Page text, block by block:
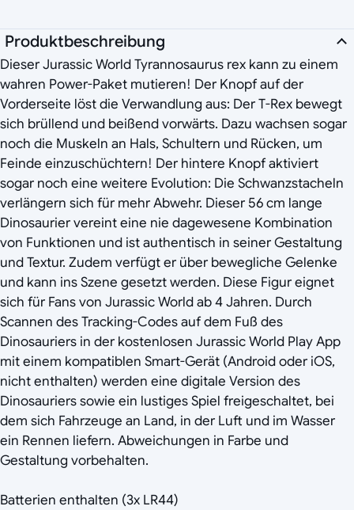
Produktbeschreibung
Dieser Jurassic World Tyrannosaurus rex kann zu einem
wahren Power-Paket mutieren! Der Knopf auf der
Vorderseite löst die Verwandlung aus: Der T-Rex bewegt
sich brüllend und beißend vorwärts. Dazu wachsen sogar
noch die Muskeln an Hals, Schultern und Rücken, um
Feinde einzuschüchtern! Der hintere Knopf aktiviert
sogar noch eine weitere Evolution: Die Schwanzstacheln
verlängern sich für mehr Abwehr. Dieser 56 cm lange
Dinosaurier vereint eine nie dagewesene Kombination
von Funktionen und ist authentisch in seiner Gestaltung
und Textur. Zudem verfügt er über bewegliche Gelenke
und kann ins Szene gesetzt werden. Diese Figur eignet
sich für Fans von Jurassic World ab 4 Jahren. Durch
Scannen des Tracking-Codes auf dem Fuß des
Dinosauriers in der kostenlosen Jurassic World Play App
mit einem kompatiblen Smart-Gerät (Android oder iOS,
nicht enthalten) werden eine digitale Version des
Dinosauriers sowie ein lustiges Spiel freigeschaltet, bei
dem sich Fahrzeuge an Land, in der Luft und im Wasser
ein Rennen liefern. Abweichungen in Farbe und
Gestaltung vorbehalten.
Batterien enthalten (3x LR44)